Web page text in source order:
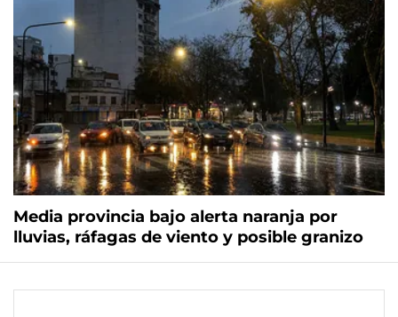
Media provincia bajo alerta naranja por
lluvias, ráfagas de viento y posible granizo